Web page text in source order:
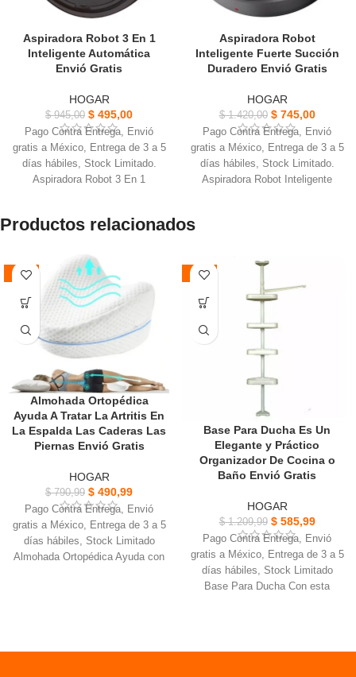
Aspiradora Robot 3 En 1
Inteligente Automática
Envió Gratis
HOGAR
$945,00 $ 495,00
Pago Contra Entrega, Envió
gratis a México, Entrega de 3 a 5
días hábiles, Stock Limitado.
Aspiradora Robot 3 En 1
moquetas.
puede durar 90 tiempo de tiempo,
Nivel de ruido bajo.
Hecho de plástico ABS y
componentes electrónicos,
resistente y duradero.
Una fuerte succión, puede
fácilmente el polvo, el cabello,
los escombros y otra en la diaria.
Aspiradora Robot
Inteligente Fuerte Succión
Duradero Envió Gratis
HOGAR
$1.420,00 $745,00
Pago Contra Entrega, Envió
gratis a México, Entrega de 3 a 5
días hábiles, Stock Limitado.
Aspiradora Robot Inteligente
conveniente para la limpieza en
Con diseño de bajo ruido, puedes
limpiar en cualquier momento sin
afectar tu vida.
Baterías:1500mAh, Tensión de
alimentación: 3,7 V, adecuado
Productos relacionados
-38%
Almohada Ortopédica
Ayuda A Tratar La Artritis En
La Espalda Las Caderas Las
Piernas Envió Gratis
HOGAR
$790,99 $ 490,99
Pago Contra Entrega, Envió
gratis a México, Entrega de 3 a 5
días hábiles, Stock Limitado
Almohada Ortopédica Ayuda con
Mejor apoyo mejor postura para
-52%
Base Para Ducha Es Un
Elegante y Práctico
Organizador De Cocina o
Baño Envió Gratis
HOGAR
$1.209,99 $585,99
Pago Contra Entrega, Envió
gratis a México, Entrega de 3 a 5
días hábiles, Stock Limitado
Base Para Ducha Con esta
práctico organizador de cocina o